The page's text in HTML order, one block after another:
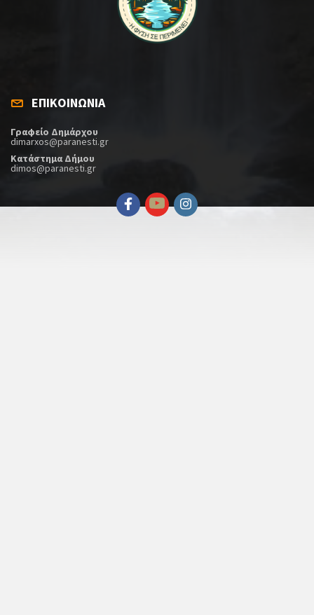
ΕΠΙΚΟΙΝΩΝΙΑ
Γραφείο Δημάρχου
dimarxos@paranesti.gr
Κατάστημα Δήμου
dimos@paranesti.gr